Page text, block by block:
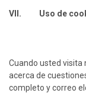
VII. Uso de
Cuando usted visita
acerca de
completo y correo